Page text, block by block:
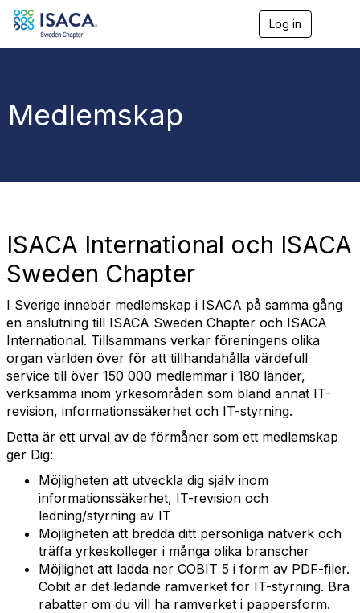
Log in
a
n
Medlemskap
ISACA International och ISACA
Sweden Chapter
I Sverige innebär medlemskap i ISACA på samma gång
en anslutning till ISACA Sweden Chapter och ISACA
International. Tillsammans verkar föreningens olika
organ världen över för att tillhandahålla värdefull
service till över 150 000 medlemmar i 180 länder,
verksamma inom yrkesområden som bland annat IT-
revision, informationssäkerhet och IT-styrning.
Detta är ett urval av de förmåner som ett medlemskap
ger Dig:
Möjligheten att utveckla dig själv inom
informationssäkerhet, IT-revision och
ledning/styrning av IT
Möjligheten att bredda ditt personliga nätverk och
träffa yrkeskolleger i många olika branscher
Möjlighet att ladda ner COBIT 5 i form av PDF-filer.
Cobit är det ledande ramverket för IT-styrning. Bra
rabatter om du vill ha ramverket i pappersform.